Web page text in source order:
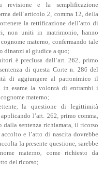
revisione e la semplificazione
dell’articolo 2, comma 12, della
la rettificazione dell’atto di
non uniti in matrimonio, hanno
materno, confermando tale
dinanzi al giudice a quo;
è preclusa dall’art. 262, primo
di questa Corte n. 286 del
di aggiungere al patronimico il
in esame la volontà di entrambi i
materno;
la questione di legittimità
l’art. 262, primo comma,
sentenza richiamata, il ricorso
e l’atto di nascita dovrebbe
la presente questione, sarebbe
materno, come richiesto da
del ricorso;